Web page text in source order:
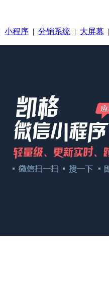
小程序 | 分销系统 | 大屏幕 |